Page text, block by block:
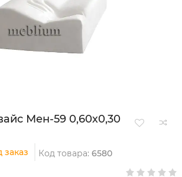
Мен-59 0,60х0,30
заказ Код товара: 6580